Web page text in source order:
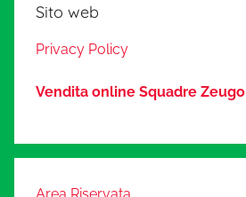
Sito web
Privacy Policy
Vendita online Squadre Zeugo